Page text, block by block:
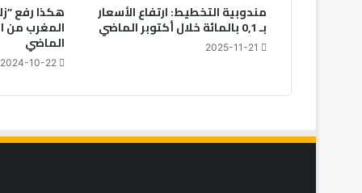
مندوبية التخطيط: ارتفاع الأسعار
بـ 0,1 بالمائة خلال أكتوبر الماضي
2025-11-21
هكذا رفع
المغرب من
الماضي
2024-10-22